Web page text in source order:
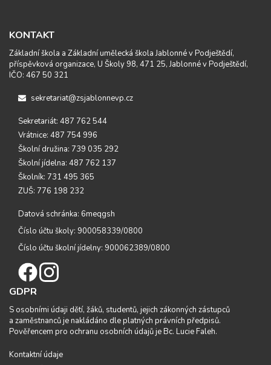
KONTAKT
Základní škola a Základní umělecká škola Jablonné v Podještědí,
příspěvková organizace, U Školy 98, 471 25, Jablonné v Podještědí,
IČO: 467 50 321
sekretariat@zsjablonnevp.cz
Sekretariát: 487 762 544
Vrátnice: 487 754 996
Školní družina: 739 035 292
Školní jídelna: 487 762 137
Školník: 731 495 365
ZUŠ: 776 198 232
Datová schránka: 6meqgsh
Číslo účtu školy: 900058339/0800
Číslo účtu školní jídelny: 900062389/0800
GDPR
S osobními údaji dětí, žáků, studentů, jejich zákonných zástupců
a zaměstnanců je nakládáno dle platných právních předpisů.
Pověřencem pro ochranu osobních údajů je Bc. Lucie Faleh.
Kontaktní údaje